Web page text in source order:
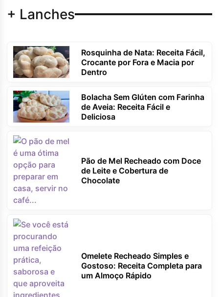
+ Lanches
Rosquinha de Nata: Receita Fácil,
Crocante por Fora e Macia por
Dentro
Bolacha Sem Glúten com Farinha
de Aveia: Receita Fácil e
Deliciosa
Pão de Mel Recheado com Doce
de Leite e Cobertura de
Chocolate
Omelete Recheado Simples e
Gostoso: Receita Completa para
um Almoço Rápido